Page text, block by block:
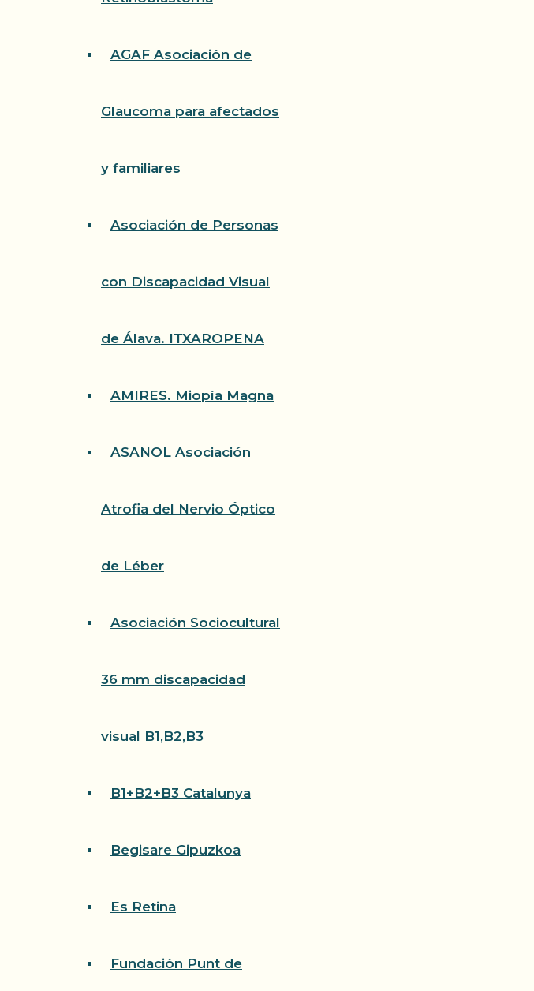
AGAF Asociación de
Glaucoma para afectados
y familiares
Asociación de Personas
con Discapacidad Visual
de Álava. ITXAROPENA
AMIRES. Miopía Magna
ASANOL Asociación
Atrofia del Nervio Óptico
de Léber
Asociación Sociocultural
36 mm discapacidad
visual B1,B2,B3
B1+B2+B3 Catalunya
Begisare Gipuzkoa
Es Retina
Fundación Punt de